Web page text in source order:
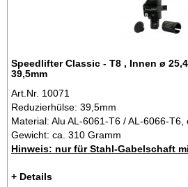
Speedlifter Classic - T8 , Innen ø
39,5mm
Art.Nr. 10071
Reduzierhülse: 39,5mm
Material: Alu AL-6061-T6 / AL-6066-T6,
Gewicht: ca. 310 Gramm
Hinweis: nur für Stahl-Gabelschaft
+ Details